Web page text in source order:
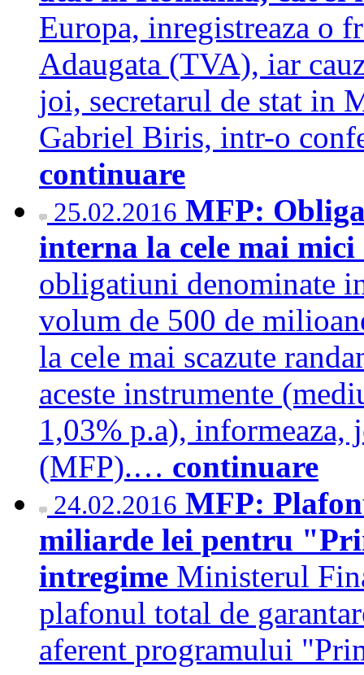
Europa, inregistreaza o
Adaugata (TVA), iar
joi, secretarul de stat in
Gabriel Biris, intr-o
continuare
25.02.2016 MFP:
interna la cele mai
obligatiuni denominate
volum de 500 de
la cele mai scazute
aceste instrumente
1,03% p.a),
(MFP).… continuare
24.02.2016 MFP:
miliarde lei pentru
intregime Ministerul
plafonul total de
aferent programului